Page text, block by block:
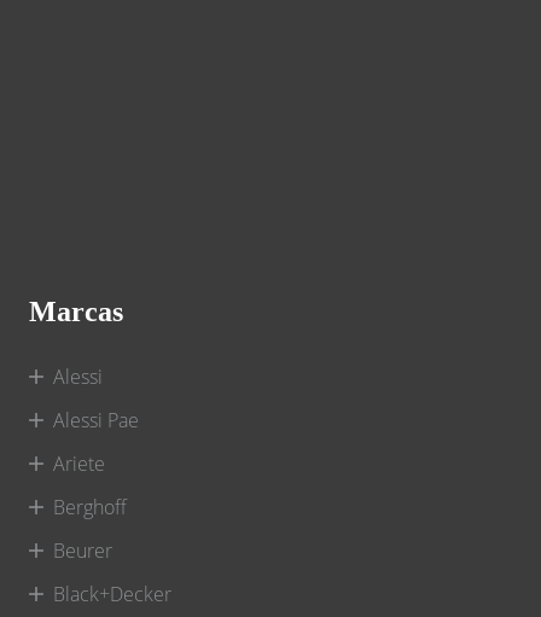
Marcas
Alessi
Alessi Pae
Ariete
Berghoff
Beurer
Black+Decker